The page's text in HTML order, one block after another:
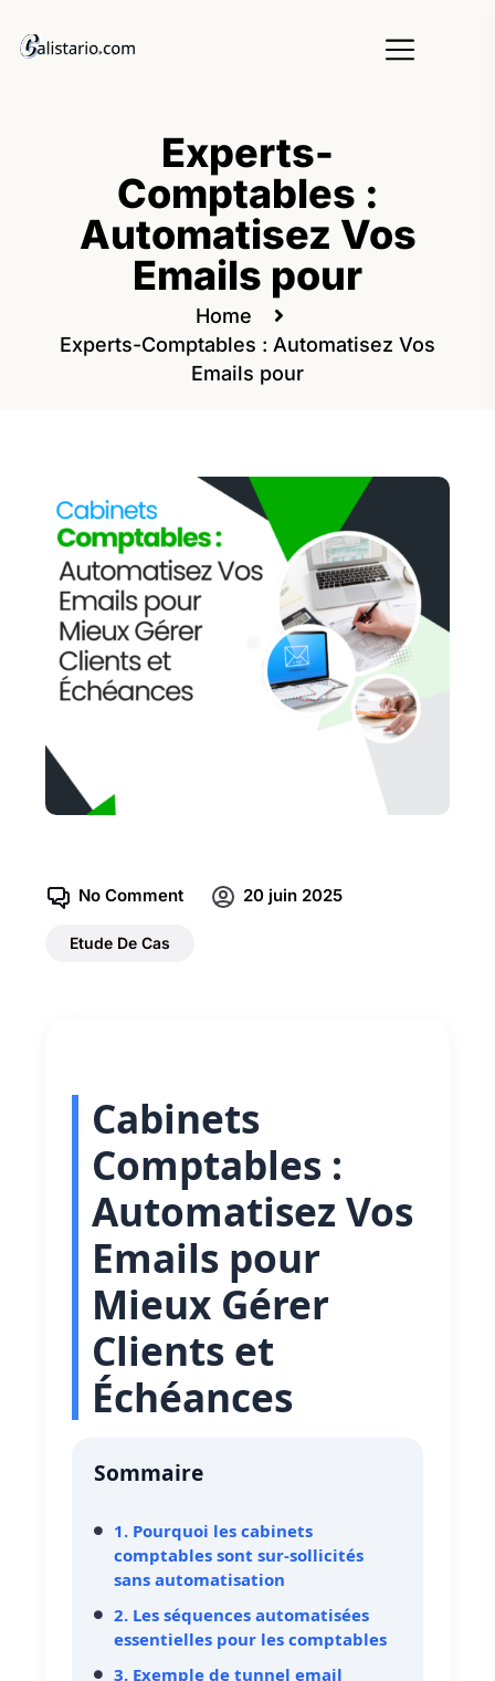
Experts-
Comptables :
Automatisez Vos
Emails pour
Home
Experts-Comptables : Automatisez Vos
Emails pour
No Comment 20 juin 2025
Etude De Cas
Cabinets
Comptables :
Automatisez Vos
Emails pour
Mieux Gérer
Clients et
Échéances
Sommaire
1. Pourquoi les cabinets
comptables sont sur-sollicités
sans automatisation
2. Les séquences automatisées
essentielles pour les comptables
3. Exemple de tunnel email